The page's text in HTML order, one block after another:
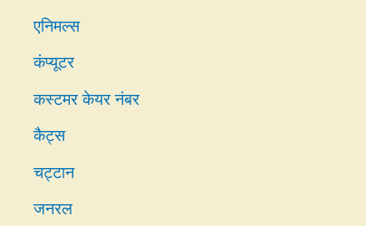
एनिमल्स
कंप्यूटर
कस्टमर केयर नंबर
कैट्स
चट्टान
जनरल